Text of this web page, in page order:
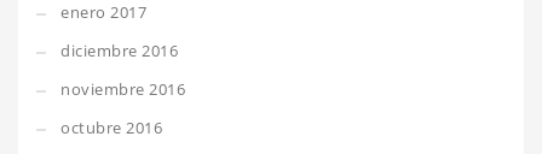
enero 2017
diciembre 2016
noviembre 2016
octubre 2016